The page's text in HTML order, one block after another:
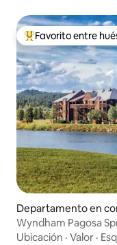
Favorito entre los
Favorito entre
Departamento en
a Springs
Wyndham Pagosa
con balcón
Ubicación · Valor ·